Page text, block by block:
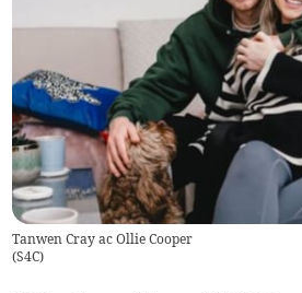
Tanwen Cray ac Ollie Cooper
(S4C)